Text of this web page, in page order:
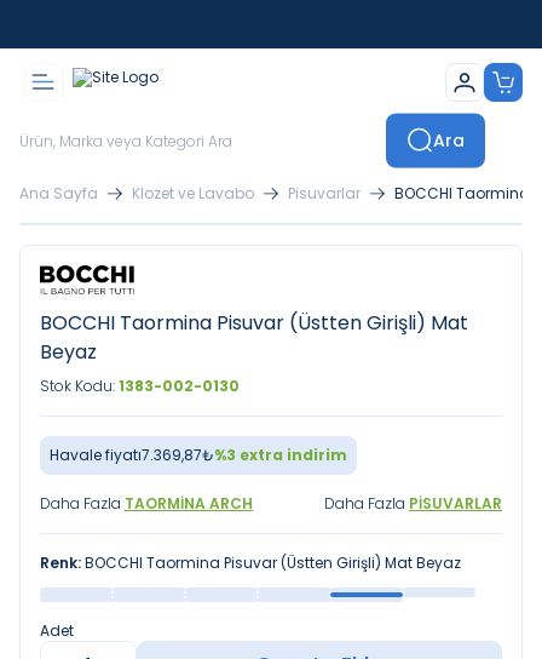
Ara
Ana Sayfa Klozet ve Lavabo Pisuvarlar BOCCHI Taormina
BOCCHI Taormina Pisuvar (Üstten Girişli) Mat
Beyaz
Stok Kodu:1383-002-0130
Havale fiyatı7.369,87₺%3 extra indirim
Daha Fazla TAORMINA ARCH Daha Fazla PISUVARLAR
Renk:BOCCHI Taormina Pisuvar (Üstten Girişli) Mat Beyaz
Adet